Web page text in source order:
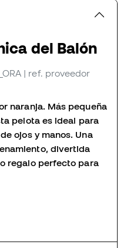
del Balón
| ref. proveedor
naranja. Más pequeña
pelota es ideal para
ojos y manos. Una
divertida
regalo perfecto para